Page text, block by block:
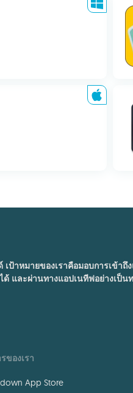
าหมายของเราคือมอบการเข้
และผ่านทางแอปเนทีฟอย่างเป็น
ของเรา
App Store